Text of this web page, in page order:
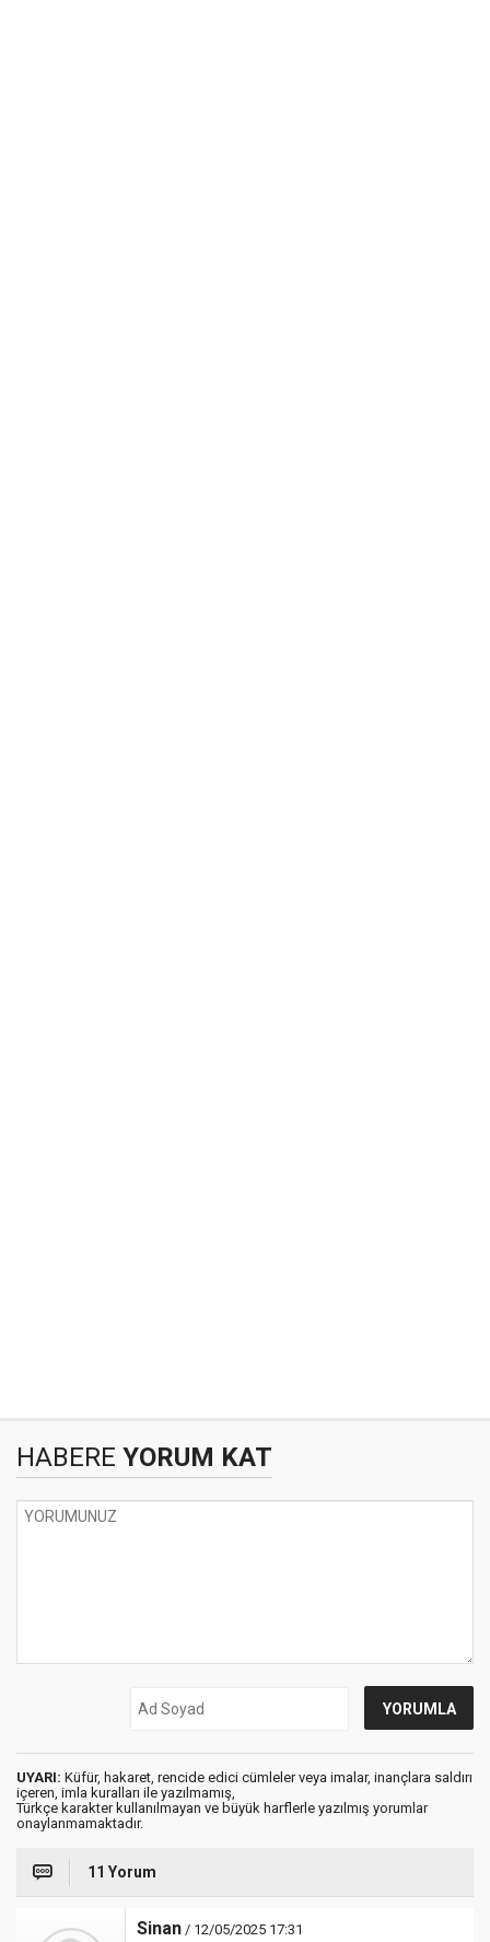
HABERE YORUM KAT
UYARI: Küfür, hakaret, rencide edici cümleler veya imalar, inançlara saldırı
içeren, imla kuralları ile yazılmamış,
Türkçe karakter kullanılmayan ve büyük harflerle yazılmış yorumlar
onaylanmamaktadır.
11 Yorum
Sinan / 12/05/2025 17:31